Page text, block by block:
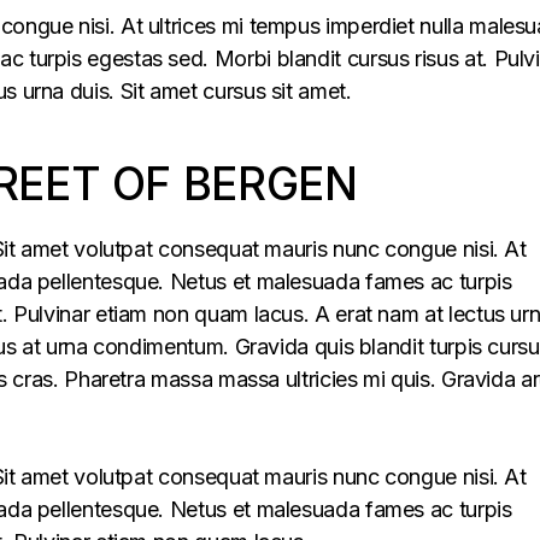
nisi. At ultrices mi tempus imperdiet nulla
turpis egestas sed. Morbi blandit cursus risus at.
urna duis. Sit amet cursus sit amet.
OF BERGEN
amet volutpat consequat mauris nunc congue nisi. At
pellentesque. Netus et malesuada fames ac turpis
etiam non quam lacus. A erat nam at lectus
at urna condimentum. Gravida quis blandit turpis
Pharetra massa massa ultricies mi quis. Gravida
amet volutpat consequat mauris nunc congue nisi. At
pellentesque. Netus et malesuada fames ac turpis